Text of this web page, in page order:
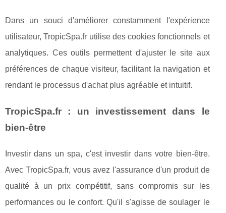
Dans un souci d'améliorer constamment l'expérience
utilisateur, TropicSpa.fr utilise des cookies fonctionnels et
analytiques. Ces outils permettent d'ajuster le site aux
préférences de chaque visiteur, facilitant la navigation et
rendant le processus d'achat plus agréable et intuitif.
TropicSpa.fr : un investissement dans le
bien-être
Investir dans un spa, c'est investir dans votre bien-être.
Avec TropicSpa.fr, vous avez l'assurance d'un produit de
qualité à un prix compétitif, sans compromis sur les
performances ou le confort. Qu'il s'agisse de soulager le